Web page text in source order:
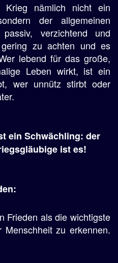
nämlich nicht ein
der allgemeinen
verzichtend und
zu achten und es
lebend für das große,
Leben wirkt, ist ein
wer unnütz stirbt oder
ein Schwächling: der
ist es!
Frieden als die wichtigste
zu erkennen.